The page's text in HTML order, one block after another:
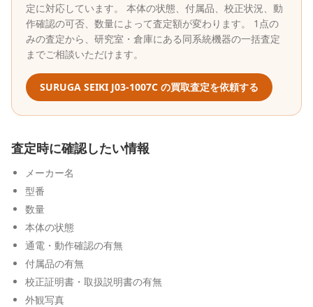
定に対応しています。 本体の状態、付属品、校正状況、動
作確認の可否、数量によって査定額が変わります。 1点の
みの査定から、研究室・倉庫にある同系統機器の一括査定
までご相談いただけます。
SURUGA SEIKI J03-1007C の買取査定を依頼する
査定時に確認したい情報
メーカー名
型番
数量
本体の状態
通電・動作確認の有無
付属品の有無
校正証明書・取扱説明書の有無
外観写真